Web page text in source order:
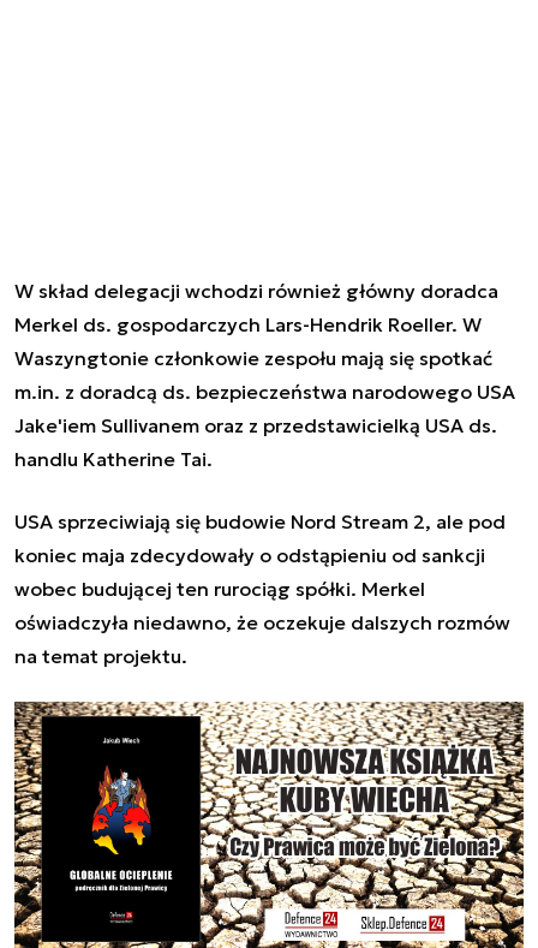
W skład delegacji wchodzi również główny doradca
Merkel ds. gospodarczych Lars-Hendrik Roeller. W
Waszyngtonie członkowie zespołu mają się spotkać
m.in. z doradcą ds. bezpieczeństwa narodowego USA
Jake'iem Sullivanem oraz z przedstawicielką USA ds.
handlu Katherine Tai.
USA sprzeciwiają się budowie Nord Stream 2, ale pod
koniec maja zdecydowały o odstąpieniu od sankcji
wobec budującej ten rurociąg spółki. Merkel
oświadczyła niedawno, że oczekuje dalszych rozmów
na temat projektu.